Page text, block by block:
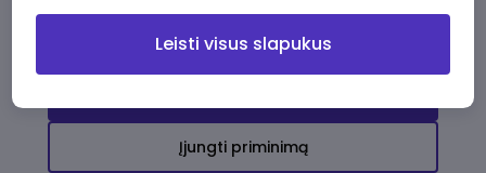
Įjungti priminimą
Leisti visus slapukus